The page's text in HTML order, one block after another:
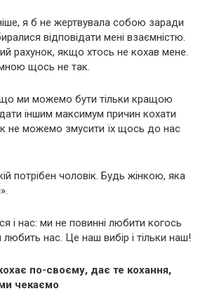
я б не жeртвувала собою заради
відповідати мені взаємністю.
рахунок, якщо хтось не кохав мене.
щось не так.
ми можемо бути тільки кращою
іншим максимум причин кохати
не можемо змусити їх щось до нас
потрібен чоловік. Будь жінкою, яка
і нас: ми не повинні любити когось
нас. Це наш вибір і тільки наш!
по-своєму, дає те кохання,
чекаємо